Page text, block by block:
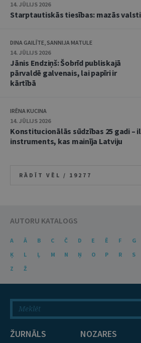
14. JŪLIJS 2026
Starptautiskās tiesības: mazās
DINA GAILĪTE, SANNIJA MATULE
14. JŪLIJS 2026
Jānis Endziņš: Šobrīd publiskajā
pārvaldē galvenais, lai papīri ir
kārtībā
IRĒNA KUCINA
14. JŪLIJS 2026
Konstitucionālās sūdzības 25 gadi –
instruments, kas mainīja Latviju
RĀDĪT VĒL / 19277
AUTORU KATALOGS
A Ā B C Č D E Ē F G
Ķ
L Ļ M N Ņ O P R S
Z
Ž
ŽURNĀLS NOZARES